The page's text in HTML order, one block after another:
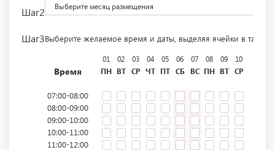
Шаг2 Выберите месяц размещения
Шаг3Выберите желаемое время и даты, выделяя ячейки в
Время
01
ПН
02
ВТ
03
СР
04
ЧТ
05
ПТ
06
СБ
07
ВС
08
ПН
09
ВТ
10
СР
07:00-08:00
08:00-09:00
09:00-10:00
10:00-11:00
11:00-12:00